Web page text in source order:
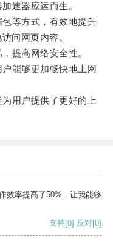
速器应运而生。
等方式，有效地提升
问网页内容。
提高网络安全性。
能够更加畅快地上网
用户提供了更好的上
效率提高了50%，让我能够
支持[0] 反对[0]